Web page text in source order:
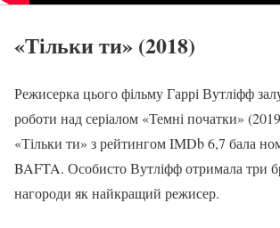
«Тільки ти» (2018)
Режисерка цього фільму Гаррі Вутліфф
роботи над серіалом «Темні початки»
«Тільки ти» з рейтингом IMDb 6,7 бала
BAFTA. Особисто Вутліфф отримала три
нагороди як найкращий режисер.